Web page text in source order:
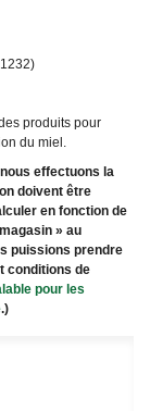
produits pour
du miel.
effectuons la
doivent être
en fonction de
» au
puissions prendre
conditions de
pour les
.)